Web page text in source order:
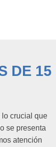
DE 15
lo crucial que
se presenta
atención